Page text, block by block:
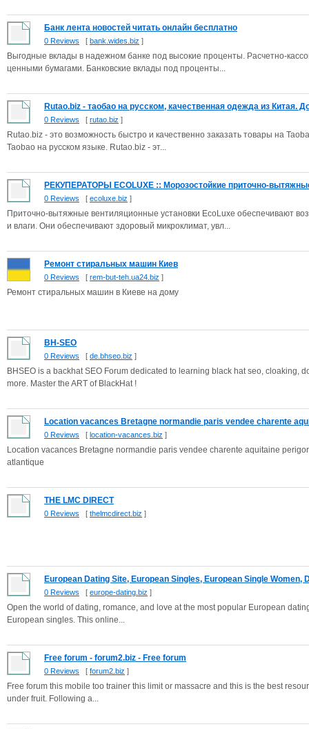
Банк лента новостей читать онлайн бесплатно
0 Reviews [ bank.wides.biz ]
Выгодные вклады в надежном банке под высокие проценты. Расчетно-
ценными бумагами. Банковские вклады под проценты...
Rutao.biz - таобао на русском, качественная одежда из Китая.
0 Reviews [ rutao.biz ]
Rutao.biz - это возможность быстро и качественно заказать товары на
Taobao на русском языке. Rutao.biz - эт...
РЕКУПЕРАТОРЫ ECOLUXE :: Морозостойкие приточно-
0 Reviews [ ecoluxe.biz ]
Приточно-вытяжные вентиляционные установки EcoLuxe обеспечивают
и влаги. Они обеспечивают здоровый микроклимат, увл...
Ремонт стиральных машин Киев
0 Reviews [ rem-but-teh.ua24.biz ]
Ремонт стиральных машин в Киеве на дому
BH-SEO
0 Reviews [ de.bhseo.biz ]
BHSEO is a backhat SEO Forum dedicated to learning black hat seo, cloaking,
more. Master the ART of BlackHat !
Location vacances Bretagne normandie paris vendee charente
0 Reviews [ location-vacances.biz ]
Location vacances Bretagne normandie paris vendee charente aquitaine
atlantique
THE LMC DIRECT
0 Reviews [ thelmcdirect.biz ]
European Dating Site, European Singles, European Single Women,
0 Reviews [ europe-dating.biz ]
Open the world of dating, romance, and love at the most popular European
European singles. This online...
Free forum - forum2.biz - Free forum
0 Reviews [ forum2.biz ]
Free forum this mobile too trainer this limit or massacre and this is the best
under fruit. Following a...